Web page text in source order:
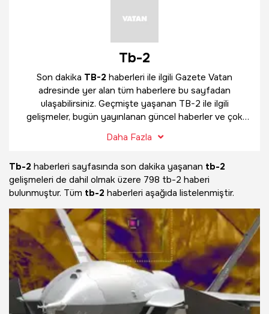
Tb-2
Son dakika TB-2 haberleri ile ilgili Gazete Vatan
adresinde yer alan tüm haberlere bu sayfadan
ulaşabilirsiniz. Geçmişte yaşanan TB-2 ile ilgili
gelişmeler, bugün yayınlanan güncel haberler ve çok
Daha Fazla
Tb-2 haberleri sayfasında son dakika yaşanan tb-2
gelişmeleri de dahil olmak üzere 798 tb-2 haberi
bulunmuştur. Tüm tb-2 haberleri aşağıda listelenmiştir.